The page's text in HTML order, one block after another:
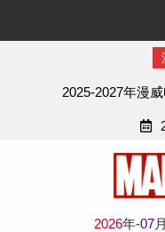
2025-2027年漫
2026年-07